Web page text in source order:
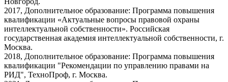
2017, Дополнительное образование: Программа повышения
квалификации «Актуальные вопросы правовой охраны
интеллектуальной собственности». Российская
государственная академия интеллектуальной собственности, г.
Москва.
2018, Дополнительное образование: Программа повышения
квалификации "Рекомендации по управлению правами на
РИД", ТехноПроф, г. Москва.